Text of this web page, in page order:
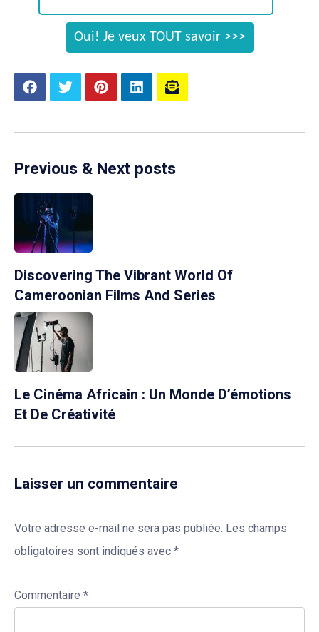
Previous & Next posts
Discovering The Vibrant World Of
Cameroonian Films And Series
Le Cinéma Africain : Un Monde D’émotions
Et De Créativité
Laisser un commentaire
Votre adresse e-mail ne sera pas publiée. Les champs
obligatoires sont indiqués avec *
Commentaire *